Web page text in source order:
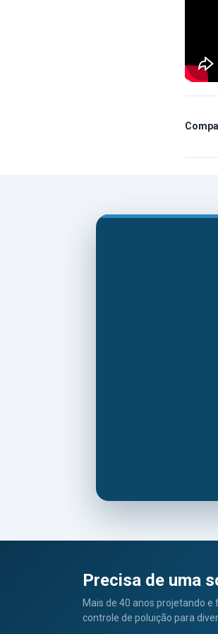
Precisa de uma
Mais de 40 anos projetando
controle de poluição para